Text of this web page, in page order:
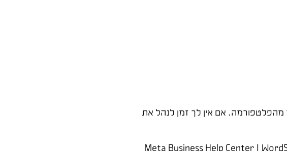
מהפלטפורמה. אם אין לך זמן לנהל את
Meta Business Help Center |